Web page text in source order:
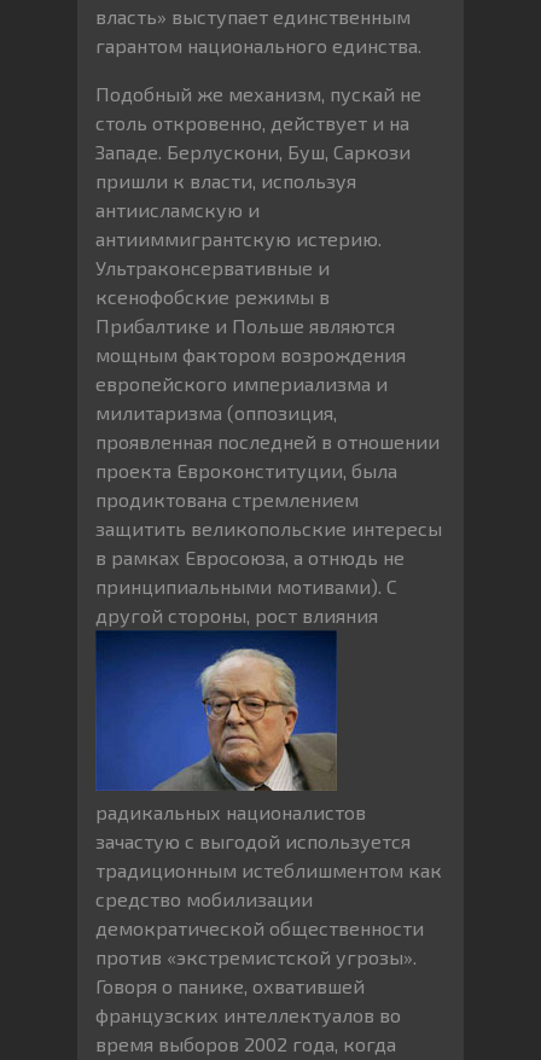
власть» выступает единственным
гарантом национального единства.
Подобный же механизм, пускай не
столь откровенно, действует и на
Западе. Берлускони, Буш, Саркози
пришли к власти, используя
антиисламскую и
антииммигрантскую истерию.
Ультраконсервативные и
ксенофобские режимы в
Прибалтике и Польше являются
мощным фактором возрождения
европейского империализма и
милитаризма (оппозиция,
проявленная последней в отношении
проекта Евроконституции, была
продиктована стремлением
защитить великопольские интересы
в рамках Евросоюза, а отнюдь не
принципиальными мотивами). С
другой стороны, рост влияния
радикальных националистов
зачастую с выгодой используется
традиционным истеблишментом как
средство мобилизации
демократической общественности
против «экстремистской угрозы».
Говоря о панике, охватившей
французских интеллектуалов во
время выборов 2002 года, когда